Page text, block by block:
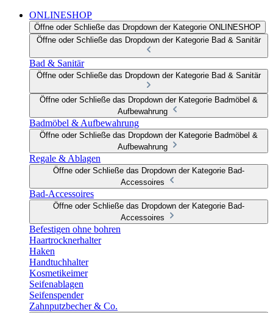
ONLINESHOP
Öffne oder Schließe das Dropdown der Kategorie ONLINESHOP
Öffne oder Schließe das Dropdown der Kategorie Bad & Sanitär
Bad & Sanitär
Öffne oder Schließe das Dropdown der Kategorie Bad & Sanitär
Öffne oder Schließe das Dropdown der Kategorie Badmöbel &
Aufbewahrung
Badmöbel & Aufbewahrung
Öffne oder Schließe das Dropdown der Kategorie Badmöbel &
Aufbewahrung
Regale & Ablagen
Öffne oder Schließe das Dropdown der Kategorie Bad-
Accessoires
Bad-Accessoires
Öffne oder Schließe das Dropdown der Kategorie Bad-
Accessoires
Befestigen ohne bohren
Haartrocknerhalter
Haken
Handtuchhalter
Kosmetikeimer
Seifenablagen
Seifenspender
Zahnputzbecher & Co.